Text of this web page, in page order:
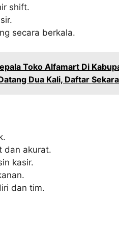
shift.
secara berkala.
Toko Alfamart Di
Dua Kali, Daftar
dan akurat.
kasir.
dan tim.